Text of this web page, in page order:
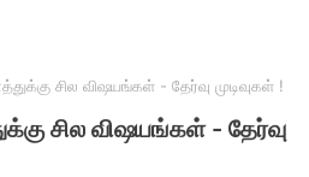
சில விஷயங்கள் - தேர்வு முடிவுகள் !
சில விஷயங்கள் - தேர்வு